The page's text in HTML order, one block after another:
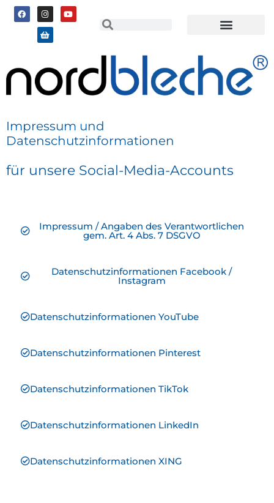
Impressum und
Datenschutzinformationen
für unsere Social-Media-Accounts
Impressum / Angaben des Verantwortlichen
gem. Art. 4 Abs. 7 DSGVO
Datenschutzinformationen Facebook /
Instagram
Datenschutzinformationen YouTube
Datenschutzinformationen Pinterest
Datenschutzinformationen TikTok
Datenschutzinformationen LinkedIn
Datenschutzinformationen XING